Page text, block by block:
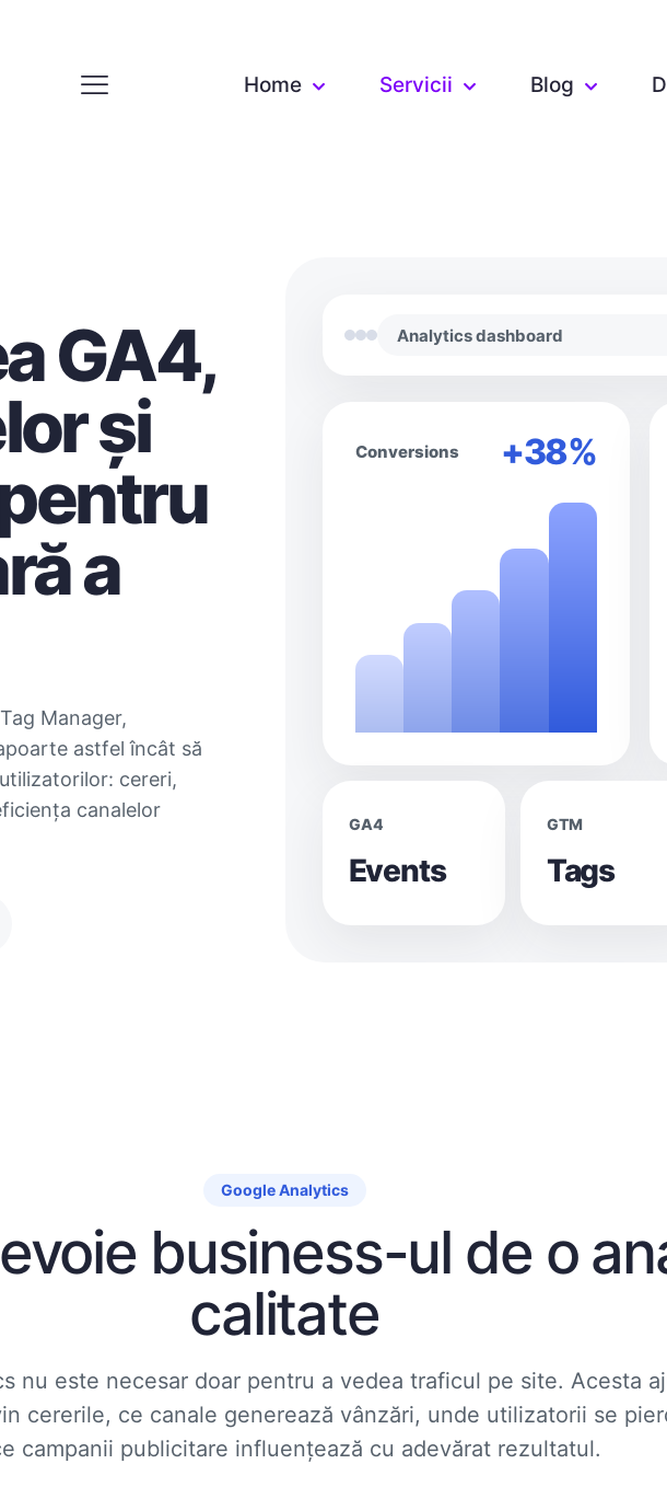
Home Servicii Blog
GA4,
și
a
Manager,
astfel încât să
cereri,
canalelor
Analytics dashboard
Conversions +38%
GA4
Events
GTM
Tags
Google Analytics
business-ul de o
calitate
nu este necesar doar pentru a vedea traficul pe site. Acesta
cererile, ce canale generează vânzări, unde utilizatorii se
campanii publicitare influențează cu adevărat rezultatul.